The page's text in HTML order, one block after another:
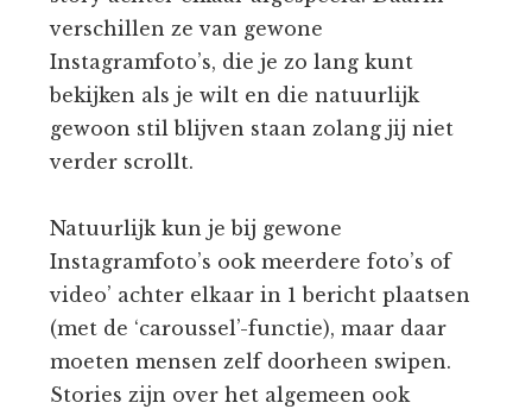
verschillen ze van gewone
Instagramfoto’s, die je zo lang kunt
bekijken als je wilt en die natuurlijk
gewoon stil blijven staan zolang jij niet
verder scrollt.
Natuurlijk kun je bij gewone
Instagramfoto’s ook meerdere foto’s of
video’ achter elkaar in 1 bericht plaatsen
(met de ‘caroussel’-functie), maar daar
moeten mensen zelf doorheen swipen.
Stories zijn over het algemeen ook